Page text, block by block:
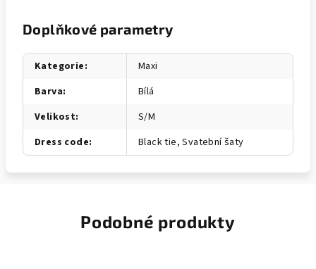
Doplňkové parametry
Kategorie:
Maxi
Barva:
Bílá
Velikost:
S/M
Dress code: Black tie, Svatební šaty
Podobné produkty